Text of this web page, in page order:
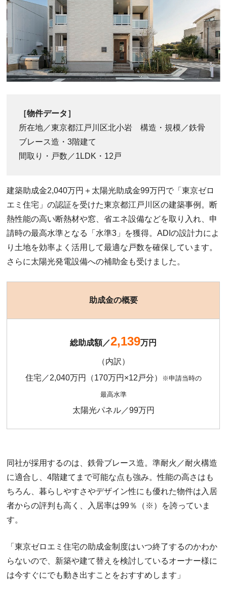
［物件データ］
所在地／東京都江戸川区北小岩 構造・規模／鉄骨
ブレース造・3階建て
間取り・戸数／1LDK・12戸
建築助成金2,040万円＋太陽光助成金99万円で「東京ゼロ
エミ住宅」の認証を受けた東京都江戸川区の建築事例。断
熱性能の高い断熱材や窓、省エネ設備などを取り入れ、申
請時の最高水準となる「水準3」を獲得。ADIの設計力によ
り土地を効率よく活用して最適な戸数を確保しています。
さらに太陽光発電設備への補助金も受けました。
助成金の概要
総助成額／2,139万円
（内訳）
住宅／2,040万円（170万円×12戸分）
※申請当時の
最高水準
太陽光パネル／99万円
同社が採用するのは、鉄骨ブレース造。準耐火／耐火構造
に適合し、4階建てまで可能な点も強み。性能の高さはも
ちろん、暮らしやすさやデザイン性にも優れた物件は入居
者からの評判も高く、入居率は99％（※）を誇っていま
す。
「東京ゼロエミ住宅の助成金制度はいつ終了するのかわか
らないので、新築や建て替えを検討しているオーナー様に
は今すぐにでも動き出すことをおすすめします」